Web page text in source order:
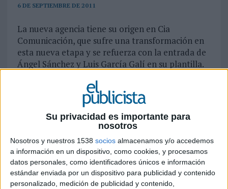
Su privacidad es importante para
nosotros
Nosotros y nuestros 1538 socios almacenamos y/o accedemos
a información en un dispositivo, como cookies, y procesamos
datos personales, como identificadores únicos e información
estándar enviada por un dispositivo para publicidad y contenido
personalizado, medición de publicidad y contenido,
6 DE SEPTIEMBRE DE 2011
La nueva agencia tiene su origen en Cia
Comunicación, que sufre una transformación en
esta nueva etapa y se refuerza con la entrada de
Ángel Sánchez y Luis García Galí en su plantilla.
Great Works en España.
CIA Comunicación inicia una nueva etapa como Reinicia. Tras diez años
operando en el mercado español la agencia estrena un nuevo modelo de relación
con el cliente basado en el trato personal más cercano , sin ejecutivos de cuentas
agencia nace con la estructura de CIA Comunicaicón y se refuerza con la
incorporación de Ángel Sánchez (ex director general creativo de Bassat Ogilvy) y
Luis García Galí (ex-director de Marcas de Tandem DDB) que además son lso
máximos responsables de la oficina española de Great Works.